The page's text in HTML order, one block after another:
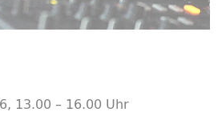
13.00 – 16.00 Uhr